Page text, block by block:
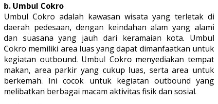
b. Umbul Cokro
Umbul Cokro adalah kawasan wisata yang terletak di
daerah pedesaan, dengan keindahan alam yang alami
dan suasana yang jauh dari keramaian kota. Umbul
Cokro memiliki area luas yang dapat dimanfaatkan untuk
kegiatan outbound. Umbul Cokro menyediakan tempat
makan, area parkir yang cukup luas, serta area untuk
berkemah. Ini cocok untuk kegiatan outbound yang
melibatkan berbagai macam aktivitas fisik dan sosial.